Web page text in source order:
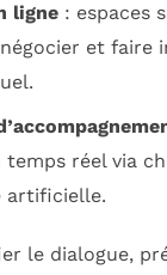
ligne: espaces
et faire
réel via
artificielle.
le dialogue,